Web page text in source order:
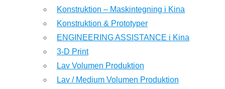
Konstruktion – Maskintegning i Kina
Konstruktion & Prototyper
ENGINEERING ASSISTANCE i Kina
3-D Print
Lav Volumen Produktion
Lav / Medium Volumen Produktion